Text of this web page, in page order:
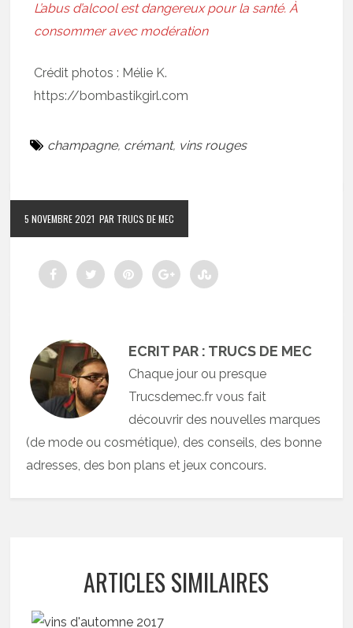
L’abus d’alcool est dangereux pour la santé. À
consommer avec modération
Crédit photos : Mélie K.
https://bombastikgirl.com
champagne, crémant, vins rouges
5 NOVEMBRE 2021 PAR TRUCS DE MEC
ECRIT PAR : TRUCS DE MEC
Chaque jour ou presque
Trucsdemec.fr vous fait
découvrir des nouvelles marques
(de mode ou cosmétique), des conseils, des bonne
adresses, des bon plans et jeux concours.
ARTICLES SIMILAIRES